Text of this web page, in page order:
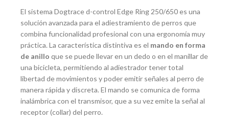
El sistema Dogtrace d-control Edge Ring 250/650 es una
solución avanzada para el adiestramiento de perros que
combina funcionalidad profesional con una ergonomía muy
práctica. La característica distintiva es el mando en forma
de anillo que se puede llevar en un dedo o en el manillar de
una bicicleta, permitiendo al adiestrador tener total
libertad de movimientos y poder emitir señales al perro de
manera rápida y discreta. El mando se comunica de forma
inalámbrica con el transmisor, que a su vez emite la señal al
receptor (collar) del perro.